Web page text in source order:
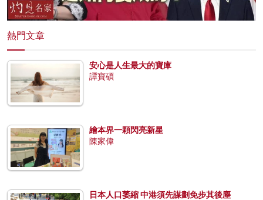
熱門文章
安心是人生最大的寶庫
譚寶碩
繪本界一顆閃亮新星
陳家偉
日本人口萎縮 中港須先謀劃免步其後塵